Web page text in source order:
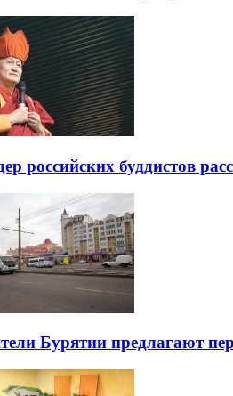
российских буддистов
Бурятии предлагают